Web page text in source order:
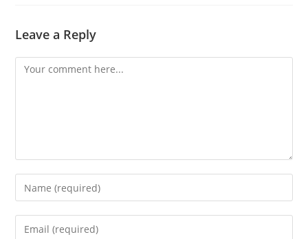
Leave a Reply
Comment
Enter
your
name
Enter